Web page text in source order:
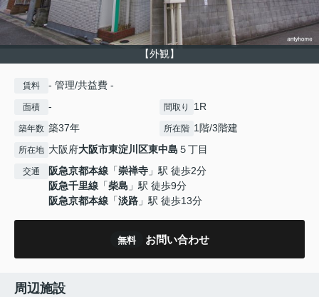
【外観】
賃料 - 管理/共益費 -
面積 - 間取り 1R
築年数 築37年 所在階 1階/3階建
所在地 大阪府大阪市東淀川区東中島 ５丁目
交通 阪急京都本線 「崇禅寺 」駅 徒歩2分
阪急千里線 「柴島 」駅 徒歩9分
阪急京都本線 「淡路 」駅 徒歩13分
無料 お問い合わせ
周辺施設